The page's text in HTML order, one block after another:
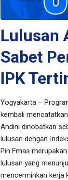
Lulusan
Sabet
IPK
Yogyakarta –
kembali
Andini dinobatkan
lulusan dengan
Pin Emas
lulusan yang
mencerminkan kerja